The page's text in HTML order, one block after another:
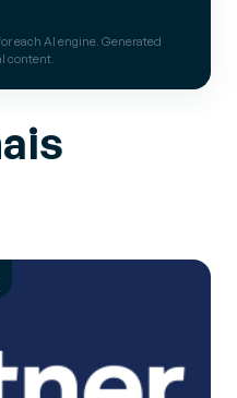
each AI engine. Generated
content.